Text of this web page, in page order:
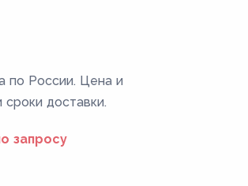
по России. Цена и
сроки доставки.
запросу